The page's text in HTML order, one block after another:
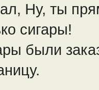
Ну, ты
сигары!
были